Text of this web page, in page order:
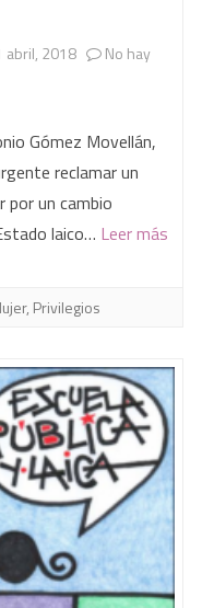
abril, 2018
No hay
Gómez Movellán,
reclamar un
por un cambio
laico… Leer más
, Privilegios